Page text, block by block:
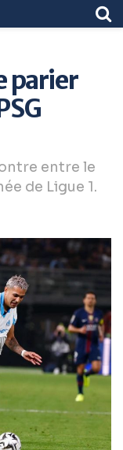
parier
entre le
de Ligue 1.